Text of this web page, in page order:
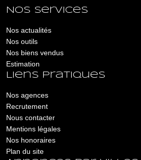
Nos services
Nos actualités
Nos outils
Nos biens vendus
Estimation
Liens pratiques
Nos agences
Recrutement
Nous contacter
Mentions légales
Nos honoraires
Plan du site